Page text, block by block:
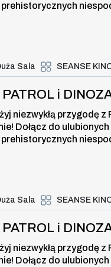
Sala SEANSE
i
PATROL i
niezwykłą przygodę
Dołącz do
Sala SEANSE
i
PATROL i
niezwykłą przygodę
Dołącz do